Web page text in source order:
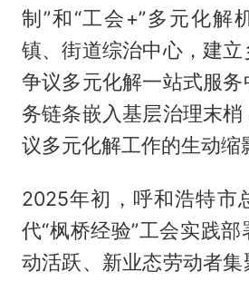
制”和“工会+”多元化解
镇、街道综治中心，建
争议多元化解一站式服
务链条嵌入基层治理末
议多元化解工作的生动缩
2025年初，呼和浩特市
代“枫桥经验”工会实践
动活跃、新业态劳动者